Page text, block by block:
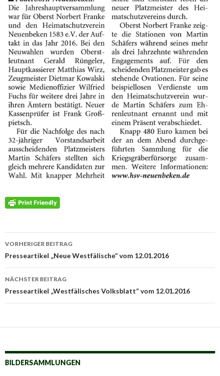
Beitrags-
Navigation
VORHERIGER BEITRAG
Presseartikel „Neue Westfälische“ vom 12.01.2016
NÄCHSTER BEITRAG
Presseartikel „Westfälisches Volksblatt“ vom 12.01.2016
BILDERSAMMLUNGEN